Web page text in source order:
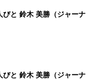
びと 鈴木 美勝（ジャーナ
びと 鈴木 美勝（ジャーナ